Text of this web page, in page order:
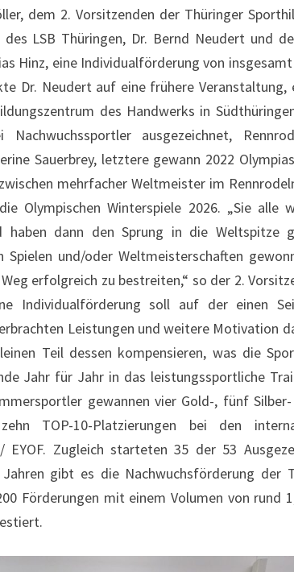
dem 2. Vorsitzenden der Thüringer
LSB Thüringen, Dr. Bernd Neudert und
Hinz, eine Individualförderung von insgesamt
Dr. Neudert auf eine frühere Veranstaltung,
des Handwerks in
ausgezeichnet,
Sauerbrey, letztere gewann 2022
mehrfacher Weltmeister im
Olympischen Winterspiele 2026. „Sie alle
haben dann den Sprung in die Weltspitze
und/oder Weltmeisterschaften
erfolgreich zu bestreiten,“ so der 2.
Individualförderung soll auf der einen
Leistungen und weitere Motivation
Teil dessen kompensieren, was die
Jahr für Jahr in das leistungssportliche
gewannen vier Gold-, fünf
TOP-10-Platzierungen bei den
EYOF. Zugleich starteten 35 der 53
gibt es die Nachwuchsförderung der
Förderungen mit einem Volumen von rund